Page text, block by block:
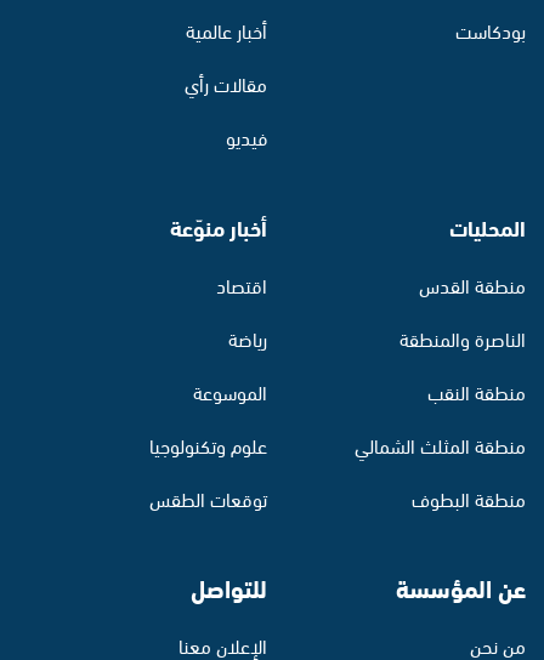
بودكاست
أخبار عالمية
مقالات رأي
فيديو
المحليات
منطقة القدس
الناصرة والمنطقة
منطقة النقب
منطقة المثلث الشمالي
منطقة البطوف
أخبار منوّعة
اقتصاد
رياضة
الموسوعة
علوم وتكنولوجيا
توقعات الطقس
عن المؤسسة
من نحن
للتواصل
الإعلان معنا